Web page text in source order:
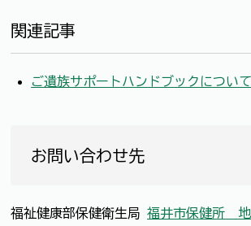
関連記事
ご遺族サポートハンドブックについて
お問い合わせ先
福祉健康部保健衛生局 福井市保健所 地